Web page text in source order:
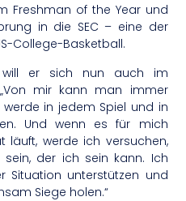
Freshman of the Year und
in die SEC – eine der
College-Basketball.
will er sich nun auch im
mir kann man immer
in jedem Spiel und in
Und wenn es für mich
läuft, werde ich versuchen,
der ich sein kann. Ich
unterstützen und
Siege holen.“